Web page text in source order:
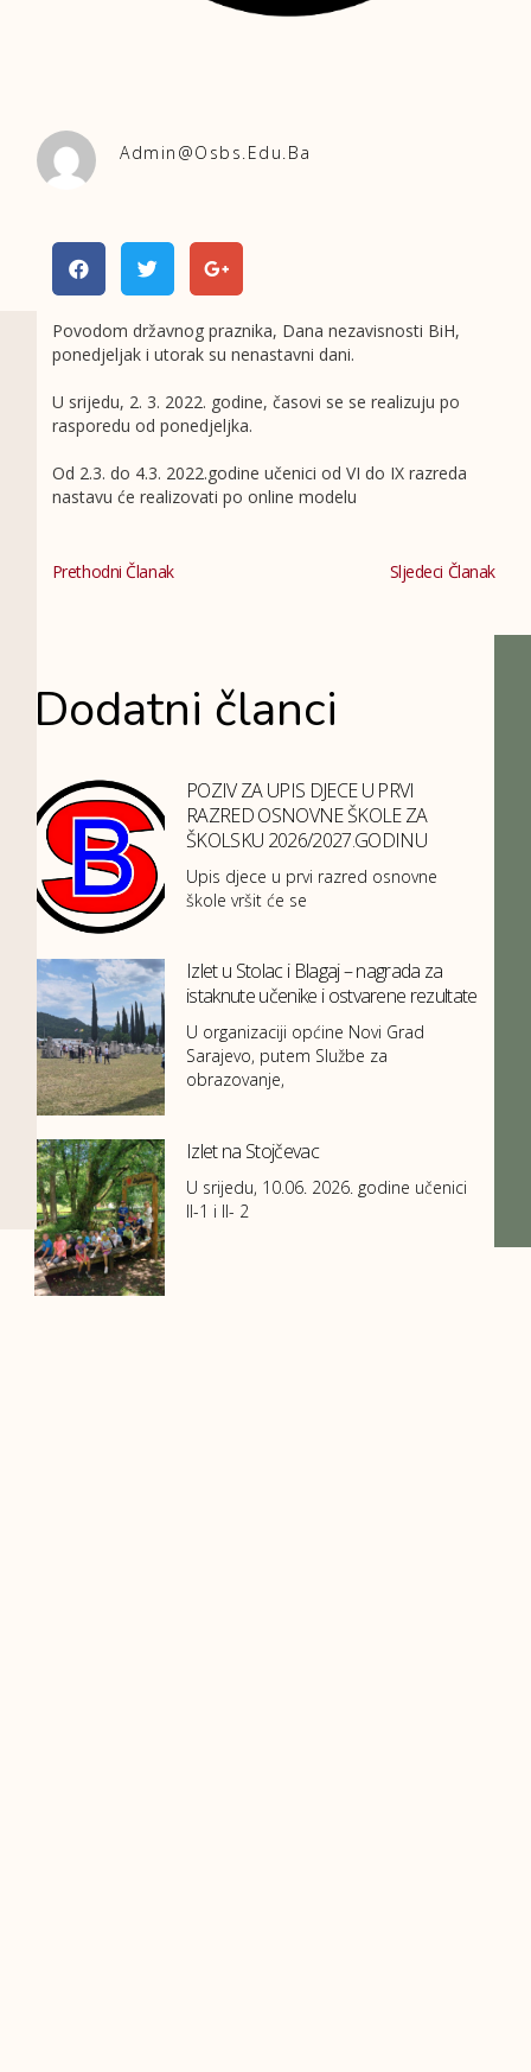
Admin@osbs.edu.ba
Povodom državnog praznika, Dana nezavisnosti BiH,
ponedjeljak i utorak su nenastavni dani.
U srijedu, 2. 3. 2022. godine, časovi se se realizuju po
rasporedu od ponedjeljka.
Od 2.3. do 4.3. 2022.godine učenici od VI do IX razreda
nastavu će realizovati po online modelu
Prethodni Članak Sljedeci Članak
Dodatni članci
POZIV ZA UPIS DJECE U PRVI
RAZRED OSNOVNE ŠKOLE ZA
ŠKOLSKU 2026/2027.GODINU
Upis djece u prvi razred osnovne
škole vršit će se
Izlet u Stolac i Blagaj – nagrada za
istaknute učenike i ostvarene rezultate
U organizaciji općine Novi Grad
Sarajevo, putem Službe za
obrazovanje,
Izlet na Stojčevac
U srijedu, 10.06. 2026. godine učenici
II-1 i II- 2